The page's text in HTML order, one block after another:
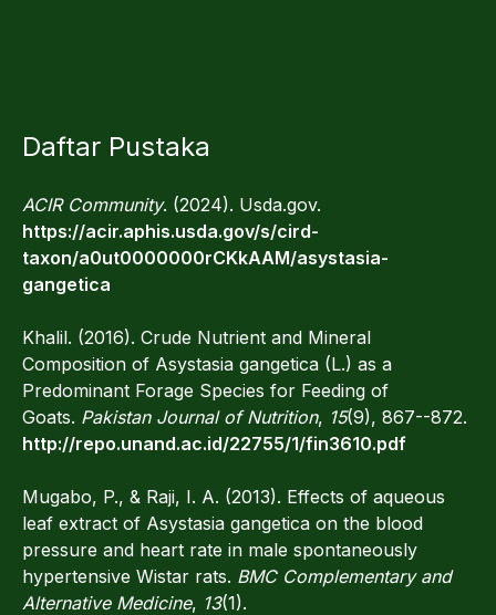
Daftar Pustaka
ACIR Community. (2024). Usda.gov.
https://acir.aphis.usda.gov/s/cird-
taxon/a0ut0000000rCKkAAM/asystasia-
gangetica
Khalil. (2016). Crude Nutrient and Mineral
Composition of Asystasia gangetica (L.) as a
Predominant Forage Species for Feeding of
Goats. Pakistan Journal of Nutrition, 15(9), 867--872.
http://repo.unand.ac.id/22755/1/fin3610.pdf
Mugabo, P., & Raji, I. A. (2013). Effects of aqueous
leaf extract of Asystasia gangetica on the blood
pressure and heart rate in male spontaneously
hypertensive Wistar rats. BMC Complementary and
Alternative Medicine, 13(1).